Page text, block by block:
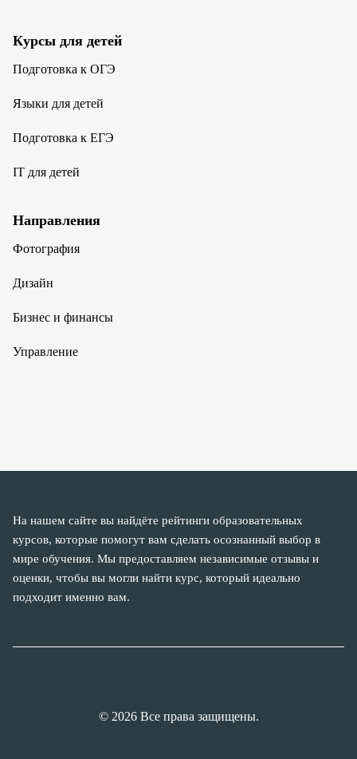
Курсы для детей
Подготовка к ОГЭ
Языки для детей
Подготовка к ЕГЭ
IT для детей
Направления
Фотография
Дизайн
Бизнес и финансы
Управление
На нашем сайте вы найдёте рейтинги образовательных
курсов, которые помогут вам сделать осознанный выбор в
мире обучения. Мы предоставляем независимые отзывы и
оценки, чтобы вы могли найти курс, который идеально
подходит именно вам.
© 2026 Все права защищены.